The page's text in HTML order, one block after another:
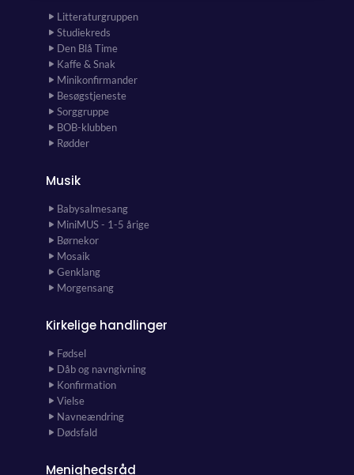
Litteraturgruppen
Studiekreds
Den Blå Time
Kaffe & Snak
Minikonfirmander
Besøgstjeneste
Sorggruppe
BOB-klubben
Rødder
Musik
Babysalmesang
MiniMUS - 1-5 årige
Børnekor
Mosaik
Genklang
Morgensang
Kirkelige handlinger
Fødsel
Dåb og navngivning
Konfirmation
Vielse
Navneændring
Dødsfald
Menighedsråd